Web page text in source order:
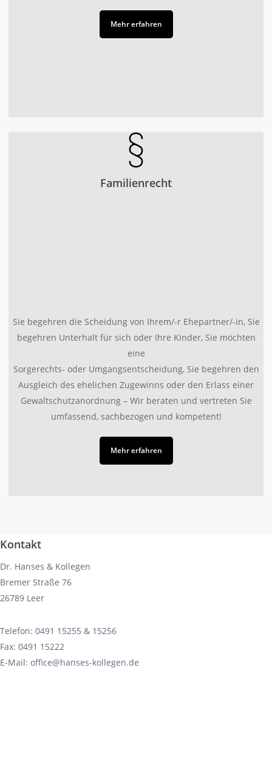
Mehr erfahren
Familienrecht
Sie begehren die Scheidung von Ihrem/-r Ehepartner/-in, Sie
begehren Unterhalt für sich oder Ihre Kinder, Sie möchten
eine
Sorgerechts- oder Umgangsentscheidung, Sie begehren den
Ausgleich des ehelichen Zugewinns oder den Erlass einer
Gewaltschutzanordnung – Wir beraten und vertreten Sie
umfassend, sachbezogen und kompetent!
Mehr erfahren
Kontakt
Dr. Hanses & Kollegen
Bremer Straße 76
26789 Leer
Telefon: 0491 15255 & 15256
Fax: 0491 15222
E-Mail: office@hanses-kollegen.de